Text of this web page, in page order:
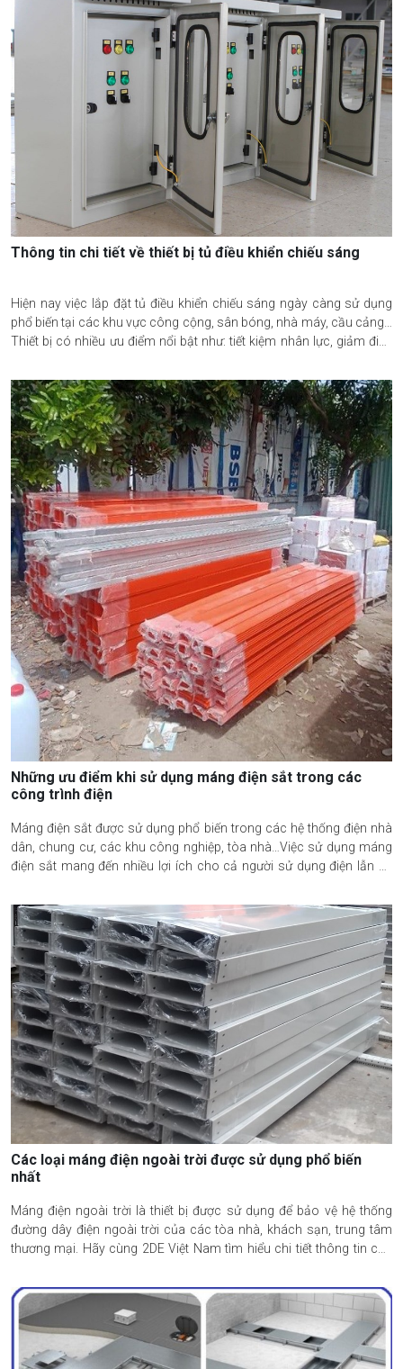
Thông tin chi tiết về thiết bị tủ điều khiển chiếu sáng
Hiện nay việc lắp đặt tủ điều khiển chiếu sáng ngày càng sử dụng
phổ biến tại các khu vực công cộng, sân bóng, nhà máy, cầu cảng…
Thiết bị có nhiều ưu điểm nổi bật như: tiết kiệm nhân lực, giảm điện
qua phần chia sẻ từ 2DE Việt Nam sau đây.
Những ưu điểm khi sử dụng máng điện sắt trong các
công trình điện
Máng điện sắt được sử dụng phổ biến trong các hệ thống điện nhà
dân, chung cư, các khu công nghiệp, tòa nhà…Việc sử dụng máng
điện sắt mang đến nhiều lợi ích cho cả người sử dụng điện lẫn hệ
phần chia sẻ từ 2DE Việt Nam sau đây.
Các loại máng điện ngoài trời được sử dụng phổ biến
nhất
Máng điện ngoài trời là thiết bị được sử dụng để bảo vệ hệ thống
đường dây điện ngoài trời của các tòa nhà, khách sạn, trung tâm
thương mại. Hãy cùng 2DE Việt Nam tìm hiểu chi tiết thông tin các